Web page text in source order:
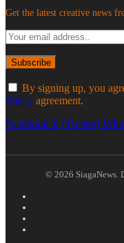
Get the latest creative news
By signing up, you
Policy agreement.
Facebook X (Twitter)
© 2026 SiagaNews.